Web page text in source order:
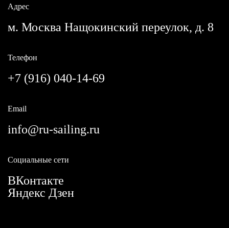
Адрес
м. Москва Нащокинский переулок, д. 8
Телефон
+7 (916) 040-14-69
Email
info@ru-sailing.ru
Социальные сети
ВКонтакте
Яндекс Дзен